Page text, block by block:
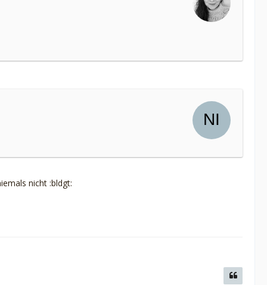
nicht :bldgt: